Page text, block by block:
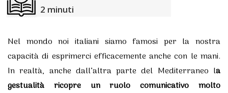
2 minuti
Nel mondo noi italiani siamo famosi per la nostra
capacità di esprimerci efficacemente anche con le mani.
In realtà, anche dall’altra parte del Mediterraneo la
gestualità ricopre un ruolo comunicativo molto